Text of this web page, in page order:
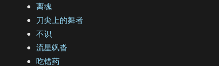
离魂
刀尖上的舞者
不识
流星飒沓
吃错药